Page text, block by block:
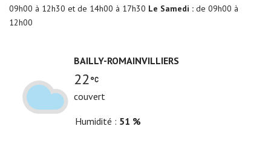
09h00 à 12h30 et de 14h00 à 17h30 Le Samedi : de 09h00 à
12h00
BAILLY-ROMAINVILLIERS
22
couvert
Humidité 51 %